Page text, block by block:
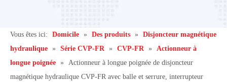
Vous êtes ici: Domicile » Des produits »
Disjoncteur magnétique
hydraulique » Série CVP-FR » CVP-FR »
Actionneur à
longue poignée »
Actionneur à longue poignée de disjoncteur
magnétique hydraulique CVP-FR avec balle et serrure, interrupteur